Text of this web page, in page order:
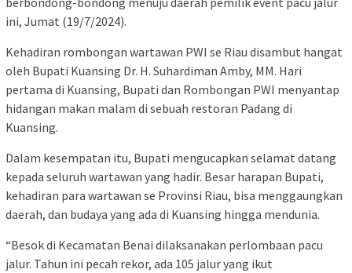
ini, Jumat (19/7/2024).
Kehadiran rombongan wartawan PWI se Riau disambut hangat
oleh Bupati Kuansing Dr. H. Suhardiman Amby, MM. Hari
pertama di Kuansing, Bupati dan Rombongan PWI menyantap
hidangan makan malam di sebuah restoran Padang di
Kuansing.
Dalam kesempatan itu, Bupati mengucapkan selamat datang
kepada seluruh wartawan yang hadir. Besar harapan Bupati,
kehadiran para wartawan se Provinsi Riau, bisa menggaungkan
daerah, dan budaya yang ada di Kuansing hingga mendunia.
“Besok di Kecamatan Benai dilaksanakan perlombaan pacu
jalur. Tahun ini pecah rekor, ada 105 jalur yang ikut